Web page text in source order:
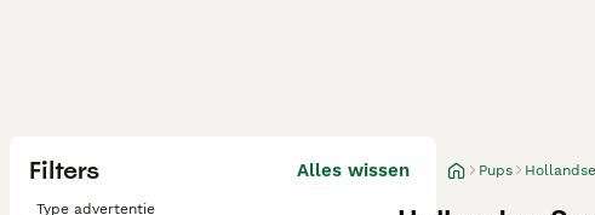
Filters Alles wissen
Type advertentie
Pups